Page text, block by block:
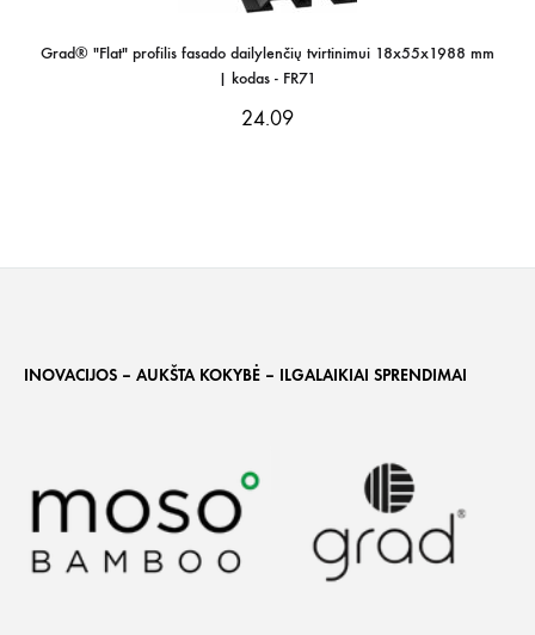
Grad® "Flat" profilis fasado dailylenčių tvirtinimui 18x55x1988 mm
| kodas - FR71
24.09
INOVACIJOS – AUKŠTA KOKYBĖ – ILGALAIKIAI SPRENDIMAI